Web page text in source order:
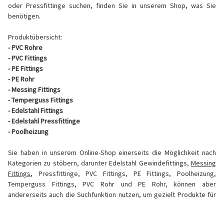
oder Pressfittinge suchen, finden Sie in unserem Shop, was Sie
benötigen.
Produktübersicht:
- PVC Rohre
- PVC Fittings
- PE Fittings
- PE Rohr
- Messing Fittings
- Temperguss Fittings
- Edelstahl Fittings
- Edelstahl Pressfittinge
- Poolheizung
Sie haben in unserem Online-Shop einerseits die Möglichkeit nach
Kategorien zu stöbern, darunter Edelstahl Gewindefittings, Messing
Fittings, Pressfittinge, PVC Fittings, PE Fittings, Poolheizung,
Temperguss Fittings, PVC Rohr und PE Rohr, können aber
andererseits auch die Suchfunktion nutzen, um gezielt Produkte für